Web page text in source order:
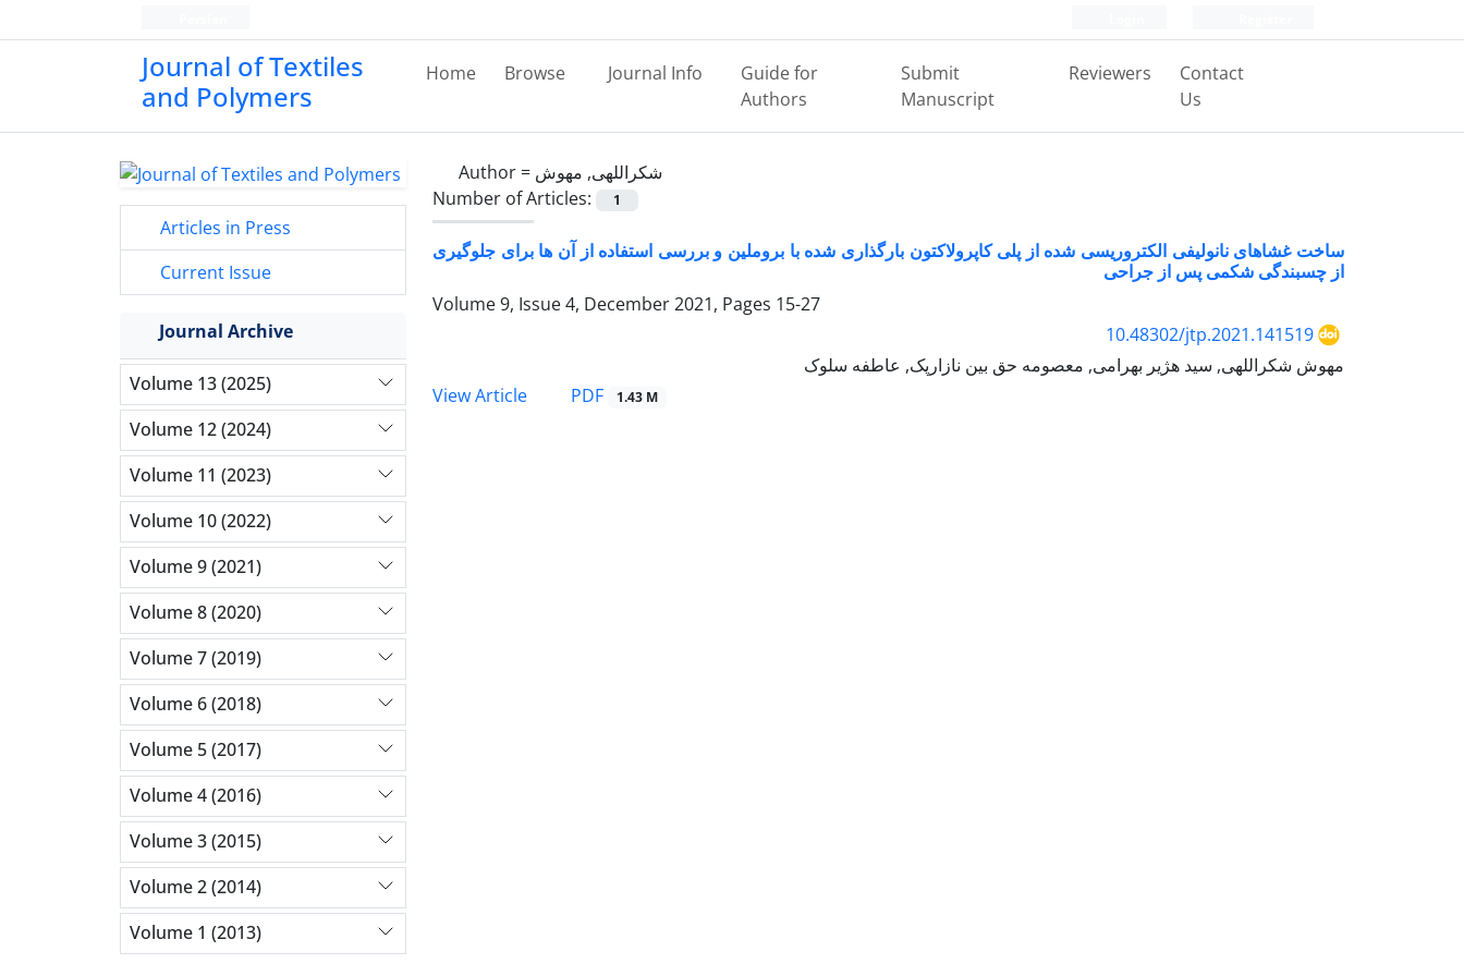
Journal of Textiles
and Polymers
Home Browse Journal Info
Guide for
Authors
Submit
Manuscript
Reviewers
Contact
Us
Author = شکراللهی, مهوش
Number of Articles:
1
ساخت غشاهای نانولیفی الکتروریسی شده از پلی کاپرولاکتون بارگذاری شده با بروملین و بررسی استفاده از آن ها برای جلوگیری
از چسبندگی شکمی پس از جراحی
Volume 9, Issue 4, December 2021, Pages 15-27
10.48302/jtp.2021.141519
مهوش شکراللهی, سید هژیر بهرامی, معصومه حق بین نازارپک, عاطفه سلوک
View Article
PDF 1.43 M
Articles in Press
Current Issue
Journal Archive
Volume 13 (2025)
Volume 12 (2024)
Volume 11 (2023)
Volume 10 (2022)
Volume 9 (2021)
Volume 8 (2020)
Volume 7 (2019)
Volume 6 (2018)
Volume 5 (2017)
Volume 4 (2016)
Volume 3 (2015)
Volume 2 (2014)
Volume 1 (2013)